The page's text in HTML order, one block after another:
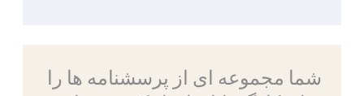
شما مجموعه ای از پرسشنامه ها را